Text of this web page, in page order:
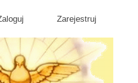
Zarejestruj